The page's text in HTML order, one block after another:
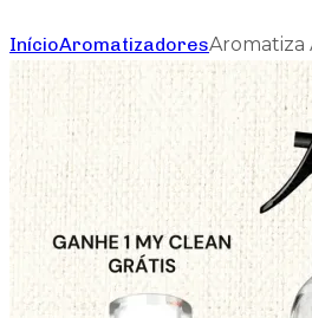
InícioAromatizadoresAromatiza